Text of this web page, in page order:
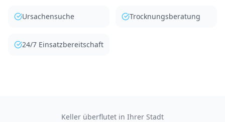
Ursachensuche Trocknungsberatung
24/7 Einsatzbereitschaft
Keller überflutet in Ihrer Stadt